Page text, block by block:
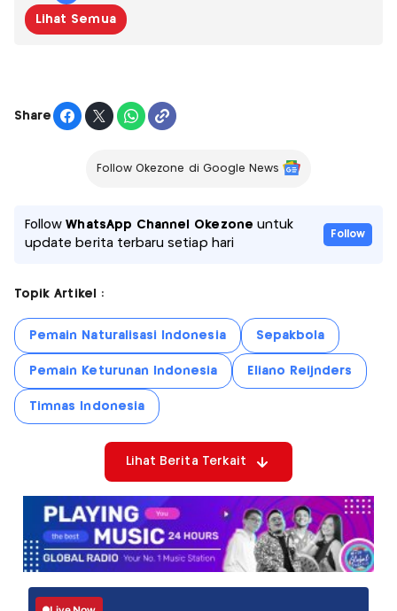
Lihat Semua
Share
Follow Okezone di Google News
FollowWhatsApp Channel Okezone untuk
update berita terbaru setiap hari
Follow
Topik Artikel :
Pemain Naturalisasi Indonesia Sepakbola
Pemain Keturunan Indonesia Eliano Reijnders
Timnas Indonesia
Lihat Berita Terkait